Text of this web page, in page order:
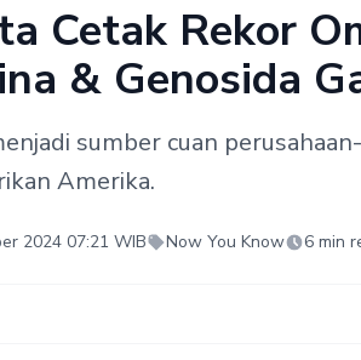
Cetak Rekor
& Genosida
sumber cuan
Amerika.
2024 07:21 WIB Now You Know 6 min